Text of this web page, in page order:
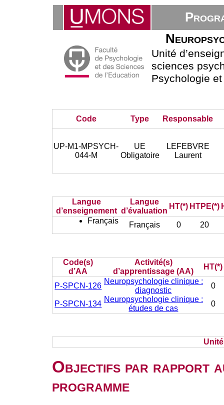
Unité
sciences
Psychologie
Code Type Responsable
UP-M1-MPSYCH-
044-M
UE
Obligatoire
LEFEBVRE
Laurent
Langue
d’enseignement
Langue
d’évaluation
HT(*) HTPE(*)
Français
Français 0 20
Code(s)
d’AA
Activité(s)
d’apprentissage (AA)
HT(*)
P-SPCN-126
Neuropsychologie clinique :
diagnostic
0
P-SPCN-134
Neuropsychologie clinique :
études de cas
0
Objectifs par rapport
programme